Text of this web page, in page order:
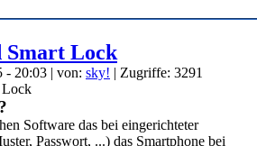
Smart Lock
- 20:03 | von: sky! | Zugriffe: 3291
Software das bei eingerichteter
Passwort, ...) das Smartphone bei